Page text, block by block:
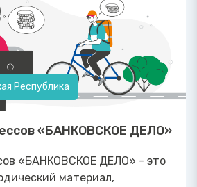
Республика
«БАНКОВСКОЕ ДЕЛО»
«БАНКОВСКОЕ ДЕЛО» - это
материал,